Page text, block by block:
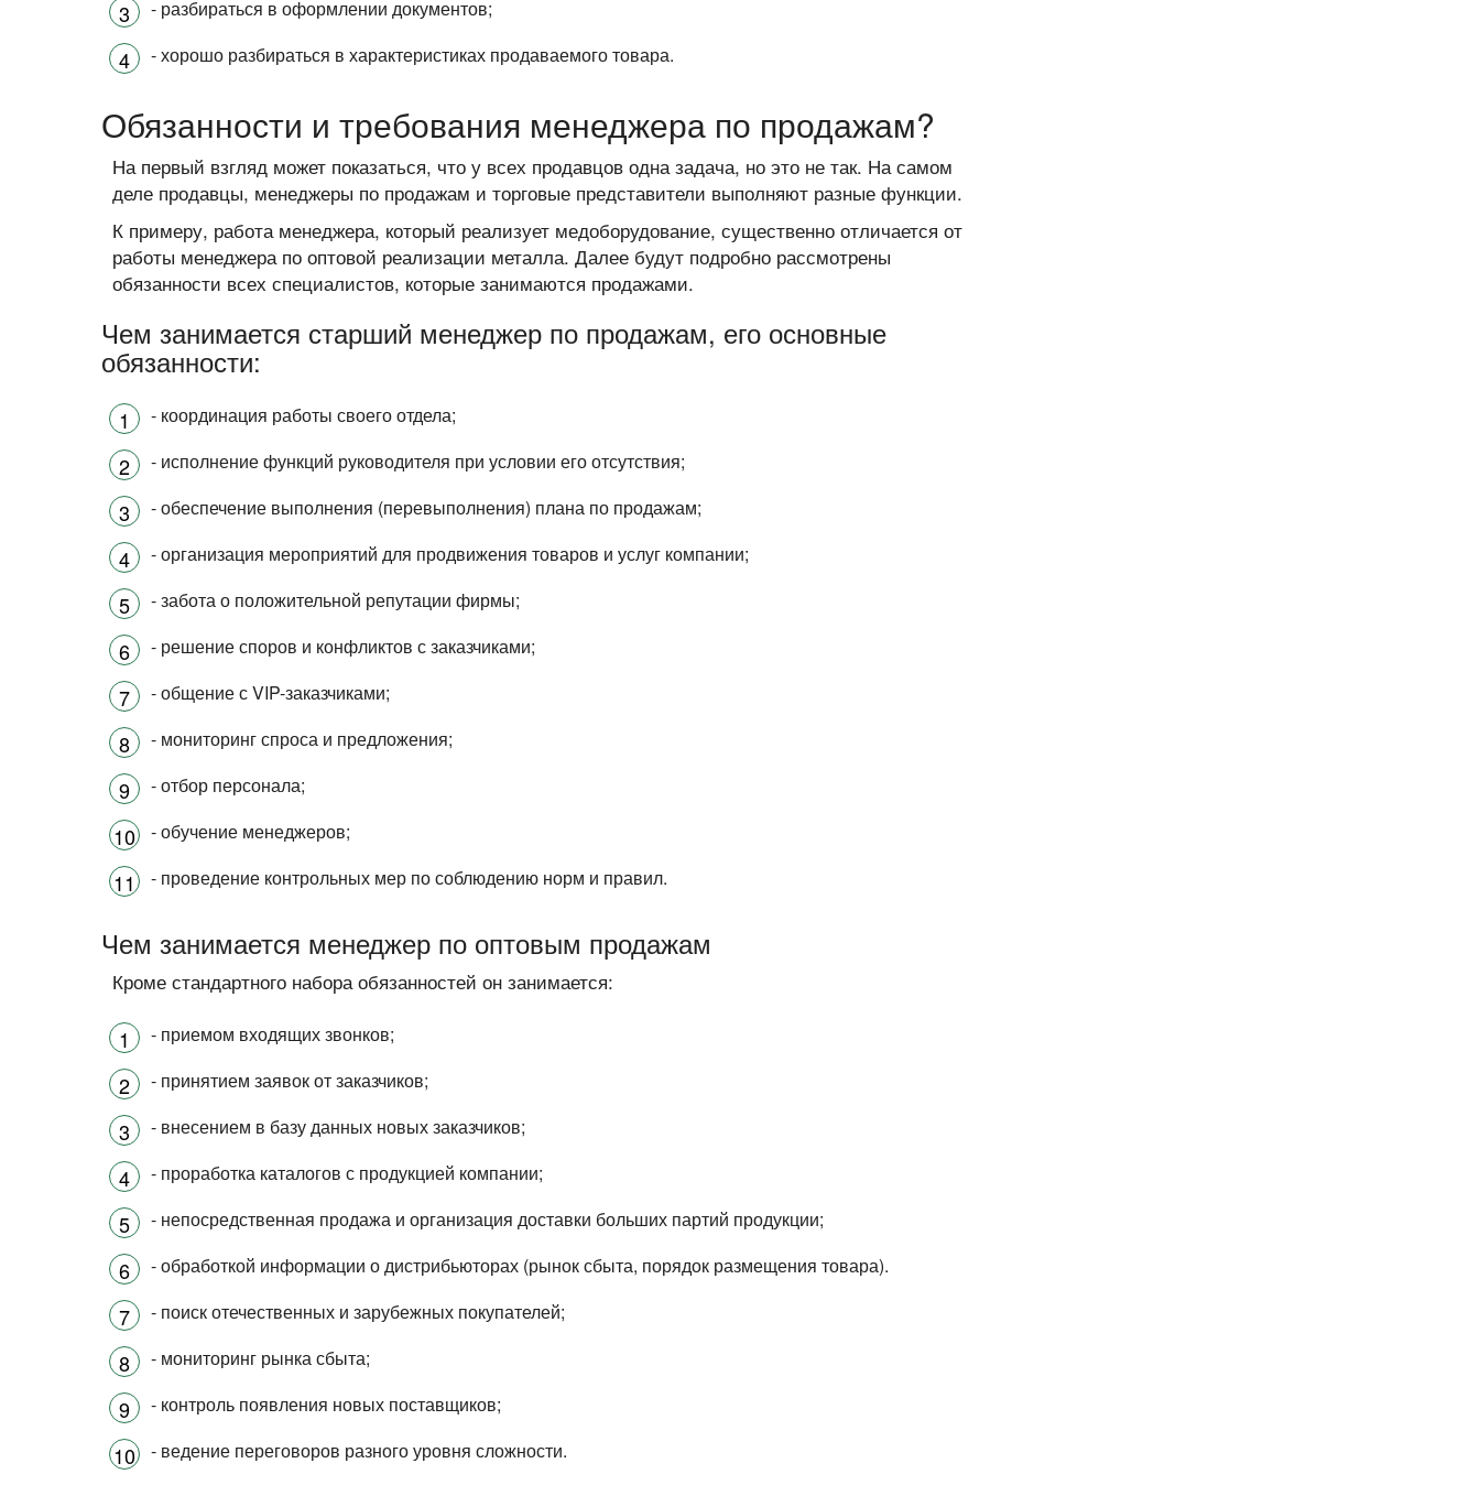
- разбираться в оформлении документов;
- хорошо разбираться в характеристиках продаваемого товара.
Обязанности и требования менеджера по продажам?
На первый взгляд может показаться, что у всех продавцов одна задача, но это не так. На самом
деле продавцы, менеджеры по продажам и торговые представители выполняют разные функции.
К примеру, работа менеджера, который реализует медоборудование, существенно отличается от
работы менеджера по оптовой реализации металла. Далее будут подробно рассмотрены
обязанности всех специалистов, которые занимаются продажами.
Чем занимается старший менеджер по продажам, его основные
обязанности:
- координация работы своего отдела;
- исполнение функций руководителя при условии его отсутствия;
- обеспечение выполнения (перевыполнения) плана по продажам;
- организация мероприятий для продвижения товаров и услуг компании;
- забота о положительной репутации фирмы;
- решение споров и конфликтов с заказчиками;
- общение с VIP-заказчиками;
- мониторинг спроса и предложения;
- отбор персонала;
- обучение менеджеров;
- проведение контрольных мер по соблюдению норм и правил.
Чем занимается менеджер по оптовым продажам
Кроме стандартного набора обязанностей он занимается:
- приемом входящих звонков;
- принятием заявок от заказчиков;
- внесением в базу данных новых заказчиков;
- проработка каталогов с продукцией компании;
- непосредственная продажа и организация доставки больших партий продукции;
- обработкой информации о дистрибьюторах (рынок сбыта, порядок размещения товара).
- поиск отечественных и зарубежных покупателей;
- мониторинг рынка сбыта;
- контроль появления новых поставщиков;
- ведение переговоров разного уровня сложности.